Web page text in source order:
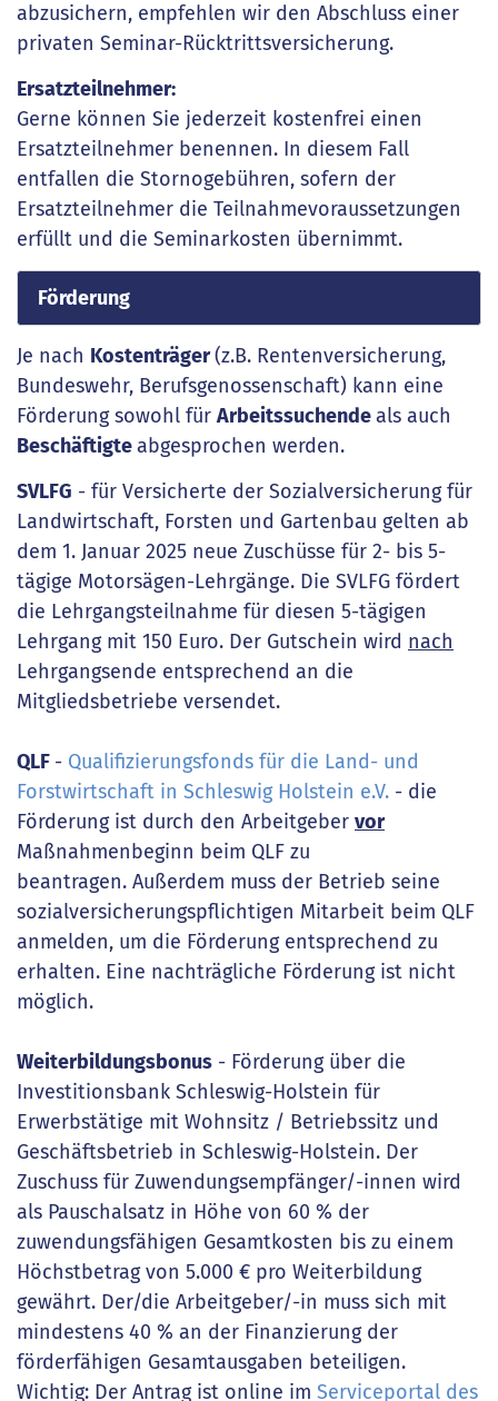
abzusichern, empfehlen wir den Abschluss einer
privaten Seminar-Rücktrittsversicherung.
Ersatzteilnehmer:
Gerne können Sie jederzeit kostenfrei einen
Ersatzteilnehmer benennen. In diesem Fall
entfallen die Stornogebühren, sofern der
Ersatzteilnehmer die Teilnahmevoraussetzungen
erfüllt und die Seminarkosten übernimmt.
Förderung
Je nach Kostenträger(z.B. Rentenversicherung,
Bundeswehr, Berufsgenossenschaft) kann eine
Förderung sowohl für Arbeitssuchendeals auch
Beschäftigteabgesprochen werden.
SVLFG - für Versicherte der Sozialversicherung für
Landwirtschaft, Forsten und Gartenbau gelten ab
dem 1. Januar 2025 neue Zuschüsse für 2- bis 5-
tägige Motorsägen-Lehrgänge. Die SVLFG fördert
die Lehrgangsteilnahme für diesen 5-tägigen
Lehrgang mit 150 Euro. Der Gutschein wird nach
Lehrgangsende entsprechend an die
Mitgliedsbetriebe versendet.
QLF - Qualifizierungsfonds für die Land- und
Forstwirtschaft in Schleswig Holstein e.V. - die
Förderung ist durch den Arbeitgeber vor
Maßnahmenbeginn beim QLF zu
beantragen. Außerdem muss der Betrieb seine
sozialversicherungspflichtigen Mitarbeit beim QLF
anmelden, um die Förderung entsprechend zu
erhalten. Eine nachträgliche Förderung ist nicht
möglich.
Weiterbildungsbonus - Förderung über die
Investitionsbank Schleswig-Holstein für
Erwerbstätige mit Wohnsitz / Betriebssitz und
Geschäftsbetrieb in Schleswig-Holstein. Der
Zuschuss für Zuwendungsempfänger/-innen wird
als Pauschalsatz in Höhe von 60 % der
zuwendungsfähigen Gesamtkosten bis zu einem
Höchstbetrag von 5.000 € pro Weiterbildung
gewährt. Der/die Arbeitgeber/-in muss sich mit
mindestens 40 % an der Finanzierung der
förderfähigen Gesamtausgaben beteiligen.
Wichtig: Der Antrag ist online im Serviceportal des